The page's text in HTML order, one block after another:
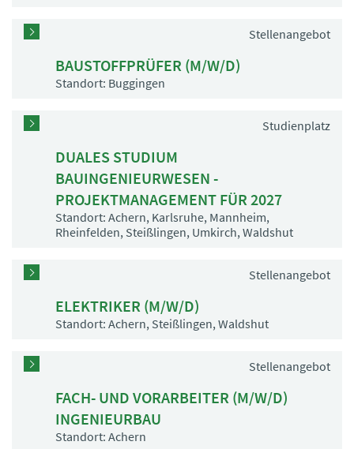
Stellenangebot
BAUSTOFFPRÜFER (M/W/D)
Standort: Buggingen
Studienplatz
DUALES STUDIUM
BAUINGENIEURWESEN -
PROJEKTMANAGEMENT FÜR 2027
Standort: Achern, Karlsruhe, Mannheim,
Rheinfelden, Steißlingen, Umkirch, Waldshut
Stellenangebot
ELEKTRIKER (M/W/D)
Standort: Achern, Steißlingen, Waldshut
Stellenangebot
FACH- UND VORARBEITER (M/W/D)
INGENIEURBAU
Standort: Achern